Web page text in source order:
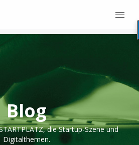
Blog
die Startup-Szene und
Digitalthemen.